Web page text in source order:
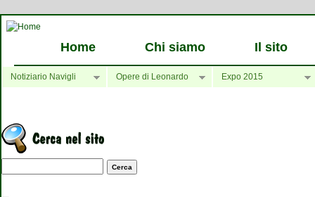
Home Chi siamo Il sito
Notiziario Navigli Opere di Leonardo Expo 2015
Maschera di ricerca